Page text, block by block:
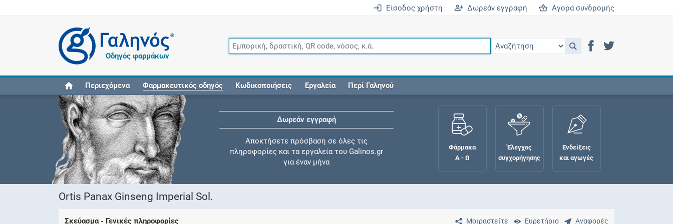
Είσοδος χρήστη Δωρεάν εγγραφή Αγορά συνδρομής
®
Οδηγός φαρμάκων
Περιεχόμενα Φαρμακευτικός οδηγός Κωδικοποιήσεις Εργαλεία Περί Γαληνού
Δωρεάν εγγραφή
Αποκτήσετε πρόσβαση σε όλες τις
πληροφορίες και τα εργαλεία του Galinos.gr
για έναν μήνα
Φάρμακα
Α - Ω
Έλεγχος
συγχορήγησης
Ενδείξεις
και αγωγές
Ortis Panax Ginseng Imperial Sol.
Μοιραστείτε Ευρετήριο Αναφορές
Σκεύασμα - Γενικές πληροφορίες